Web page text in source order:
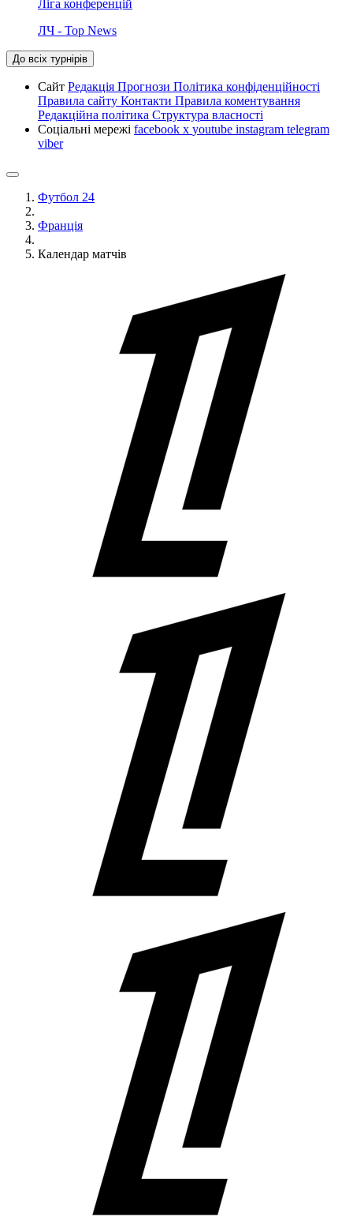
Ліга конференцій
ЛЧ - Top News
До всіх турнірів
Сайт Редакція Прогнози Політика конфіденційності
Правила сайту Контакти Правила коментування
Редакційна політика Структура власності
Соціальні мережі facebook x youtube instagram telegram
viber
Футбол 24
Франція
Календар матчів